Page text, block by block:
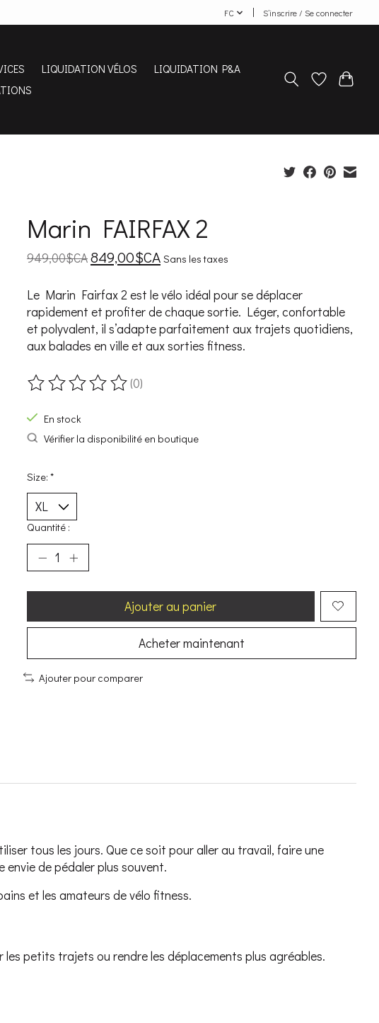
FC S’inscrire / Se connecter
LIQUIDATION VÉLOS
LIQUIDATION P&A
Marin FAIRFAX 2
949,00$CA849,00$CA Sans les taxes
Le Marin Fairfax 2 est le vélo idéal pour se déplacer
rapidement et profiter de chaque sortie. Léger, confortable
et polyvalent, il s’adapte parfaitement aux trajets quotidiens,
aux balades en ville et aux sorties fitness.
Ce produit est évalué à
(0)
En stock
Vérifier la disponibilité en boutique
Size: *
Quantité :
Ajouter au panier
Acheter maintenant
Ajouter pour comparer
tous les jours. Que ce soit pour aller au travail, faire une
de pédaler plus souvent.
et les amateurs de vélo fitness.
petits trajets ou rendre les déplacements plus agréables.